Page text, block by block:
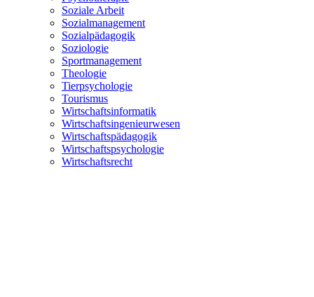
Soziale Arbeit
Sozialmanagement
Sozialpädagogik
Soziologie
Sportmanagement
Theologie
Tierpsychologie
Tourismus
Wirtschaftsinformatik
Wirtschaftsingenieurwesen
Wirtschaftspädagogik
Wirtschaftspsychologie
Wirtschaftsrecht